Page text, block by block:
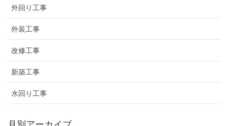
外回り工事
外装工事
改修工事
新築工事
水回り工事